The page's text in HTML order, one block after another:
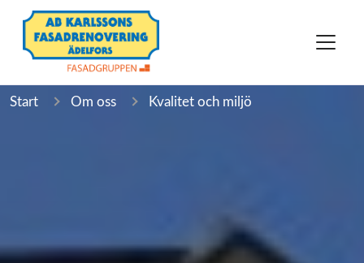
Start Om oss Kvalitet och miljö